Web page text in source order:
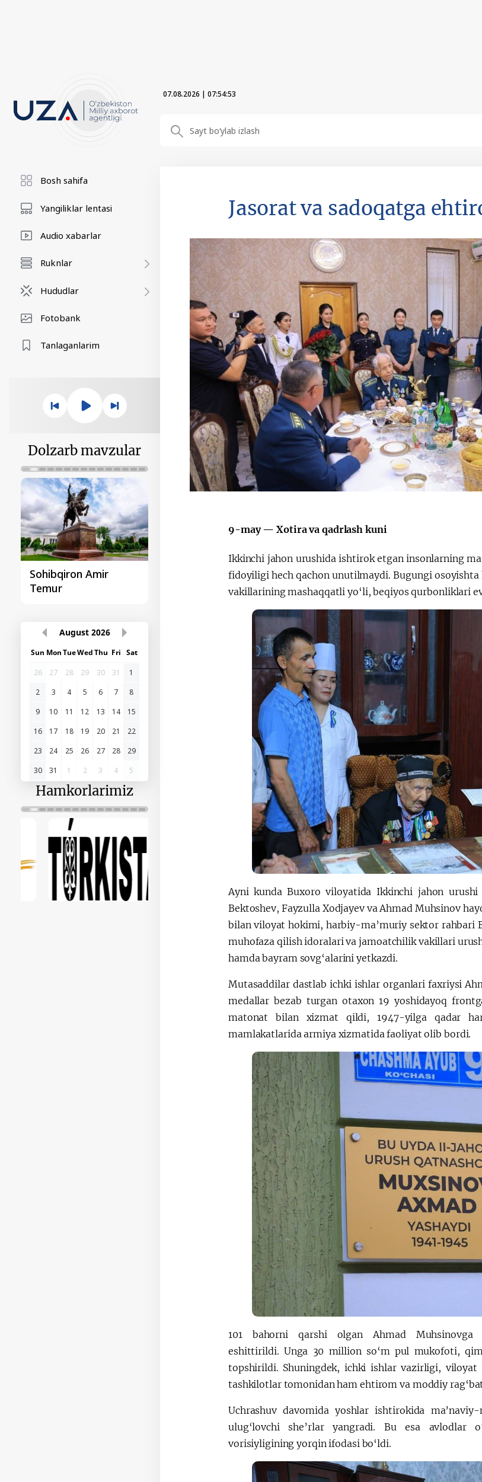
07.08.2026 | 07:54:54
Bosh sahifa
Yangiliklar lentasi
Audio xabarlar
Ruknlar
Hududlar
Fotobank
Tanlaganlarim
Dolzarb mavzular
Sohibqiron Amir
Temur
O‘zbekiston va
Paragvay hamkorligi
Huquqiy targʻibot
August 2026
Sun MonTueWedThu Fri Sat
26
27 28 29 30 31
1
2
3 4 5 6 7
8
9
10 11 12 13 14
15
16
17 18 19 20 21
22
23
24 25 26 27 28
29
30
31 1 2 3 4 5
Hamkorlarimiz
Jasorat va sadoqatga
9-may — Xotira va qadrlash kuni
Ikkinchi jahon urushida ishtirok etgan insonlarning
fidoyiligi hech qachon unutilmaydi. Bugungi
vakillarining mashaqqatli yo‘li, beqiyos qurbonliklari
Ayni kunda Buxoro viloyatida Ikkinchi jahon
Bektoshev, Fayzulla Xodjayev va Ahmad Muhsinov
bilan viloyat hokimi, harbiy-ma’muriy sektor rahbari
muhofaza qilish idoralari va jamoatchilik vakillari
hamda bayram sovg‘alarini yetkazdi.
Mutasaddilar dastlab ichki ishlar organlari faxriysi
medallar bezab turgan otaxon 19 yoshidayoq
matonat bilan xizmat qildi, 1947-yilga qadar
mamlakatlarida armiya xizmatida faoliyat olib bordi.
101 bahorni qarshi olgan Ahmad
eshittirildi. Unga 30 million so‘m pul mukofoti,
topshirildi. Shuningdek, ichki ishlar vazirligi,
tashkilotlar tomonidan ham ehtirom va moddiy
Uchrashuv davomida yoshlar ishtirokida
ulug‘lovchi she’rlar yangradi. Bu esa avlodlar
vorisiyligining yorqin ifodasi bo‘ldi.